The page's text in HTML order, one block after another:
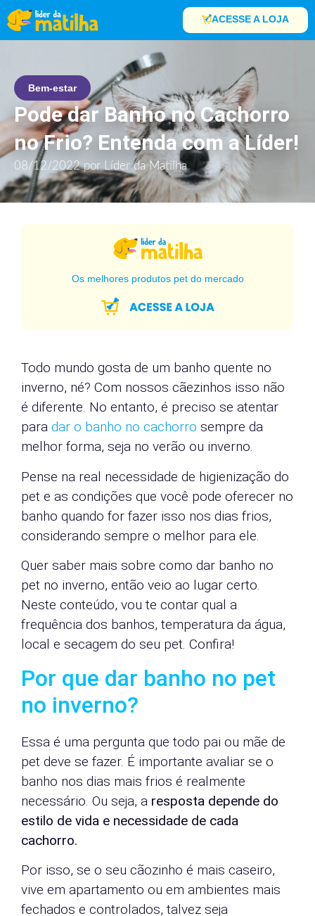
ACESSE A LOJA
Bem-estar
Pode dar Banho no Cachorro
no Frio? Entenda com a Líder!
08/12/2022 por Líder da Matilha
Os melhores produtos pet do mercado
Todo mundo gosta de um banho quente no
inverno, né? Com nossos cãezinhos isso não
é diferente. No entanto, é preciso se atentar
para dar o banho no cachorro sempre da
melhor forma, seja no verão ou inverno.
Pense na real necessidade de higienização do
pet e as condições que você pode oferecer no
banho quando for fazer isso nos dias frios,
considerando sempre o melhor para ele.
Quer saber mais sobre como dar banho no
pet no inverno, então veio ao lugar certo.
Neste conteúdo, vou te contar qual a
frequência dos banhos, temperatura da água,
local e secagem do seu pet. Confira!
Por que dar banho no pet
no inverno?
Essa é uma pergunta que todo pai ou mãe de
pet deve se fazer. É importante avaliar se o
banho nos dias mais frios é realmente
necessário. Ou seja, a resposta depende do
estilo de vida e necessidade de cada
cachorro.
Por isso, se o seu cãozinho é mais caseiro,
vive em apartamento ou em ambientes mais
fechados e controlados, talvez seja